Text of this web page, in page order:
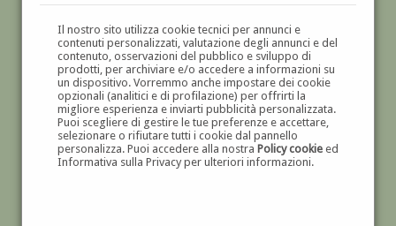
Il nostro sito utilizza cookie tecnici per annunci e
contenuti personalizzati, valutazione degli annunci e del
contenuto, osservazioni del pubblico e sviluppo di
prodotti, per archiviare e/o accedere a informazioni su
un dispositivo. Vorremmo anche impostare dei cookie
opzionali (analitici e di profilazione) per offrirti la
migliore esperienza e inviarti pubblicità personalizzata.
Puoi scegliere di gestire le tue preferenze e accettare,
selezionare o rifiutare tutti i cookie dal pannello
personalizza. Puoi accedere alla nostra Policy cookieed
Informativa sulla Privacy per ulteriori informazioni.
GALLERIAD'ARTE
DIPINTI E SCULTURE '800 E '900